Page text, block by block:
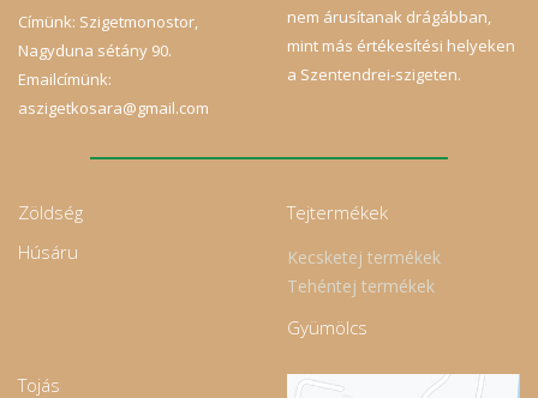
Címünk: Szigetmonostor,
Nagyduna sétány 90.
Emailcímünk:
aszigetkosara@gmail.com
nem árusítanak drágábban,
mint más értékesítési helyeken
a Szentendrei-szigeten.
Zöldség
Húsáru
Tejtermékek
Kecsketej termékek
Tehéntej termékek
Gyümölcs
Tojás